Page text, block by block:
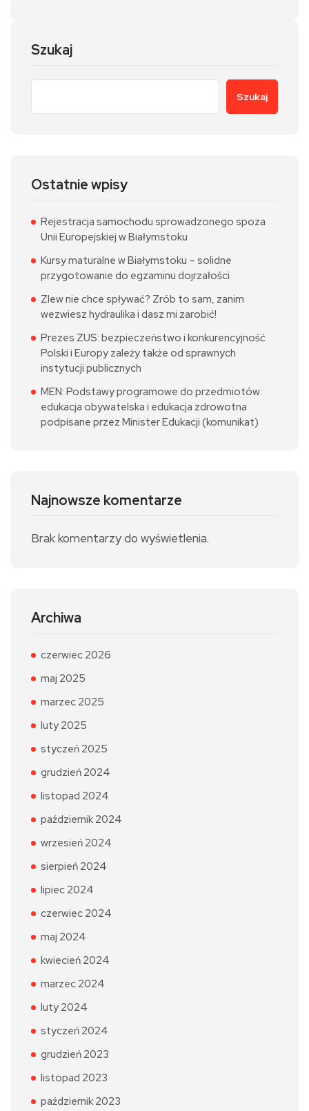
Szukaj
Szukaj
Ostatnie wpisy
Rejestracja samochodu sprowadzonego spoza
Unii Europejskiej w Białymstoku
Kursy maturalne w Białymstoku – solidne
przygotowanie do egzaminu dojrzałości
Zlew nie chce spływać? Zrób to sam, zanim
wezwiesz hydraulika i dasz mi zarobić!
Prezes ZUS: bezpieczeństwo i konkurencyjność
Polski i Europy zależy także od sprawnych
instytucji publicznych
MEN: Podstawy programowe do przedmiotów:
edukacja obywatelska i edukacja zdrowotna
podpisane przez Minister Edukacji (komunikat)
Najnowsze komentarze
Brak komentarzy do wyświetlenia.
Archiwa
czerwiec 2026
maj 2025
marzec 2025
luty 2025
styczeń 2025
grudzień 2024
listopad 2024
październik 2024
wrzesień 2024
sierpień 2024
lipiec 2024
czerwiec 2024
maj 2024
kwiecień 2024
marzec 2024
luty 2024
styczeń 2024
grudzień 2023
listopad 2023
październik 2023